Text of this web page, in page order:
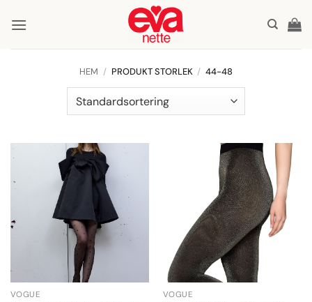
HEM / PRODUKT STORLEK / 44-48
VOGUE VOGUE